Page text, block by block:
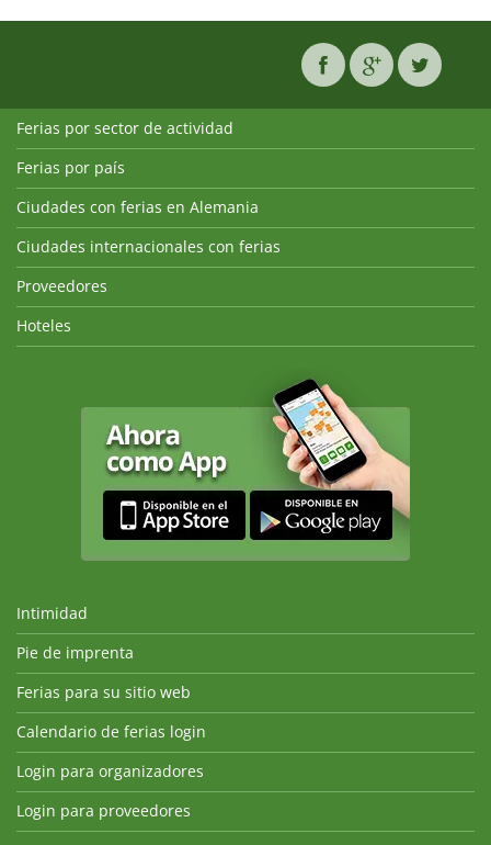
Ferias por sector de actividad
Ferias por país
Ciudades con ferias en Alemania
Ciudades internacionales con ferias
Proveedores
Hoteles
Intimidad
Pie de imprenta
Ferias para su sitio web
Calendario de ferias login
Login para organizadores
Login para proveedores